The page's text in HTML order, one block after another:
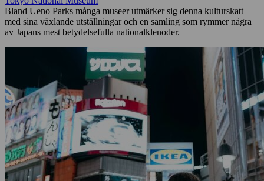
Bland Ueno Parks många museer utmärker sig denna kulturskatt
med sina växlande utställningar och en samling som rymmer några
av Japans mest betydelsefulla nationalklenoder.